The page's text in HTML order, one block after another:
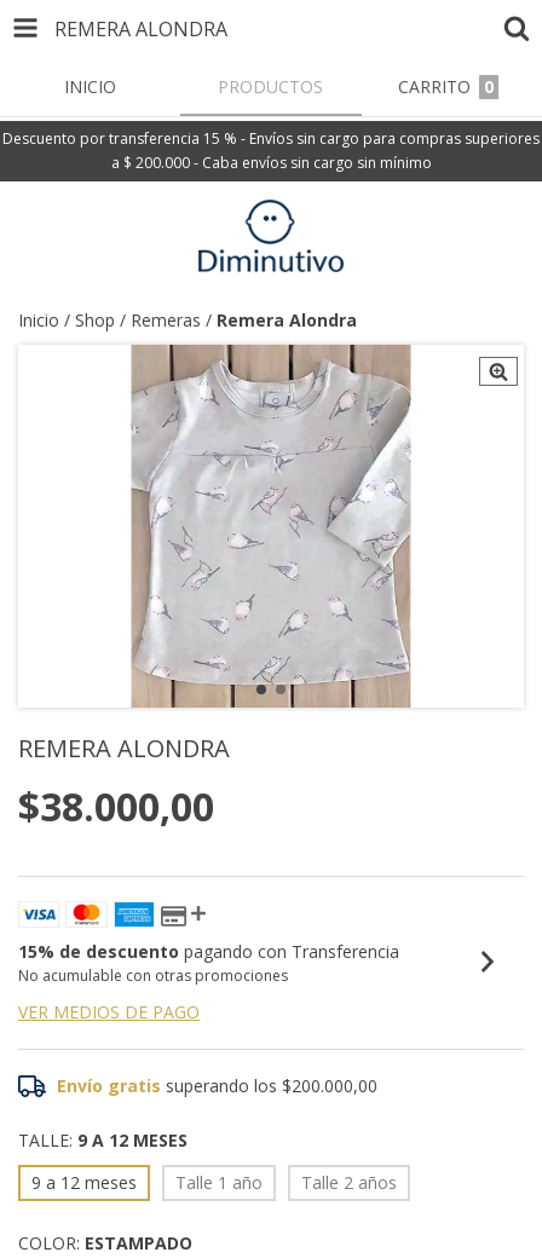
REMERA ALONDRA
INICIO PRODUCTOS CARRITO 0
Descuento por transferencia 15 % - Envíos sin cargo para compras superiores
a $ 200.000 - Caba envíos sin cargo sin mínimo
Inicio / Shop / Remeras / Remera Alondra
REMERA ALONDRA
$38.000,00
15% de descuento pagando con Transferencia
No acumulable con otras promociones
VER MEDIOS DE PAGO
Envío gratis superando los$200.000,00
TALLE: 9 A 12 MESES
9 a 12 meses
Talle 1 año Talle 2 años
COLOR: ESTAMPADO